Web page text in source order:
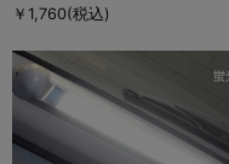
￥1,760(税込)